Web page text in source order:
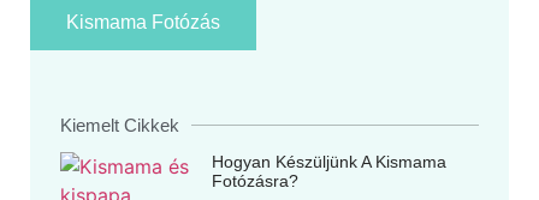
Kismama Fotózás
Kiemelt Cikkek
Hogyan Készüljünk A Kismama
Fotózásra?